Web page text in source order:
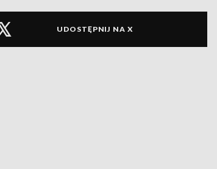
UDOSTĘPNIJ NA X